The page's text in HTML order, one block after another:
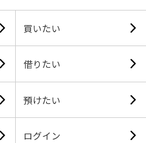
買いたい
借りたい
預けたい
ログイン